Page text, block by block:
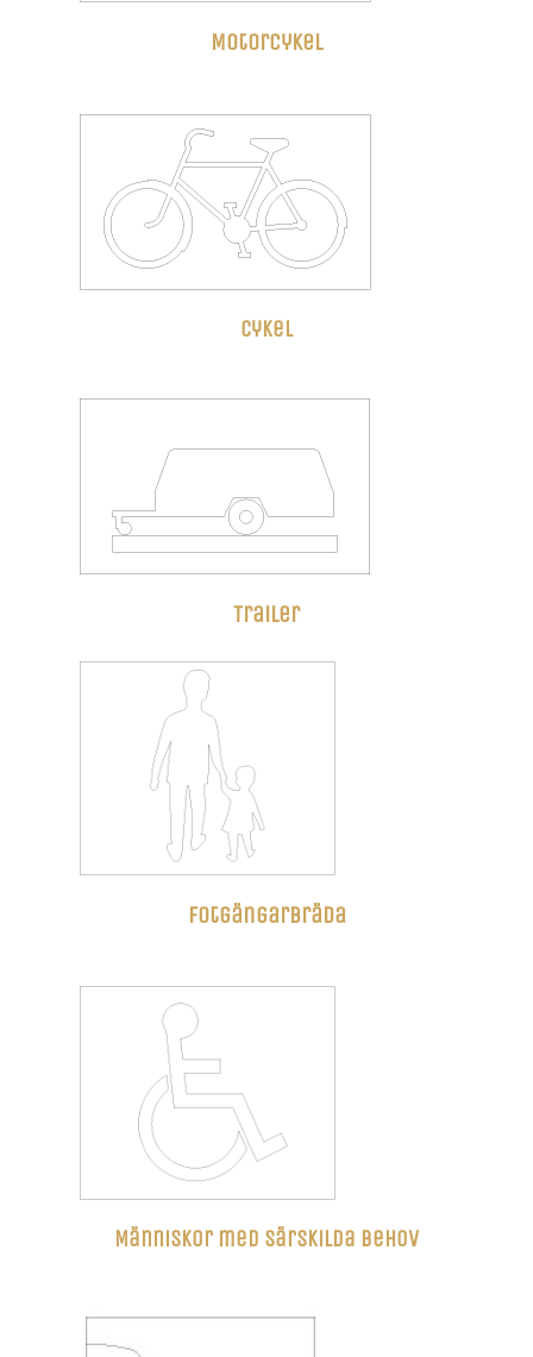
Motorcykel
cykel
Trailer
Fotgängarbräda
Människor med särskilda behov